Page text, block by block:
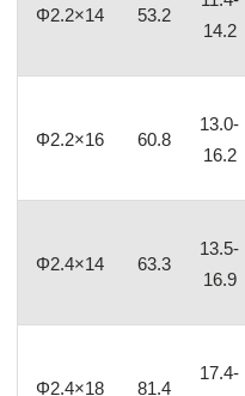
Φ2.2×14 53.2
14.2
Φ2.2×16 60.8
13.0-
16.2
Φ2.4×14 63.3
13.5-
16.9
Φ2.4×18 81.4
17.4-